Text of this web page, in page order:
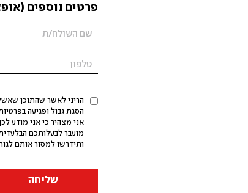
פרטים נוספים
הריני לאשר שהתוכן
אני מצהיר כי אני מודע
מועבר לבעלותכם
ותידרשו למסור אותם
שליחה